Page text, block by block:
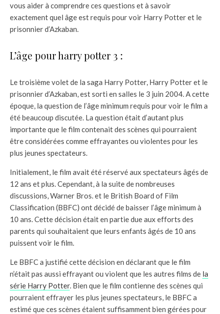
vous aider à comprendre ces questions et à savoir
exactement quel âge est requis pour voir Harry Potter et le
prisonnier d’Azkaban.
L’âge pour harry potter 3 :
Le troisième volet de la saga Harry Potter, Harry Potter et le
prisonnier d’Azkaban, est sorti en salles le 3 juin 2004. A cette
époque, la question de l’âge minimum requis pour voir le film a
été beaucoup discutée. La question était d’autant plus
importante que le film contenait des scènes qui pourraient
être considérées comme effrayantes ou violentes pour les
plus jeunes spectateurs.
Initialement, le film avait été réservé aux spectateurs âgés de
12 ans et plus. Cependant, à la suite de nombreuses
discussions, Warner Bros. et le British Board of Film
Classification (BBFC) ont décidé de baisser l’âge minimum à
10 ans. Cette décision était en partie due aux efforts des
parents qui souhaitaient que leurs enfants âgés de 10 ans
puissent voir le film.
Le BBFC a justifié cette décision en déclarant que le film
n’était pas aussi effrayant ou violent que les autres films de la
série Harry Potter. Bien que le film contienne des scènes qui
pourraient effrayer les plus jeunes spectateurs, le BBFC a
estimé que ces scènes étaient suffisamment bien gérées pour